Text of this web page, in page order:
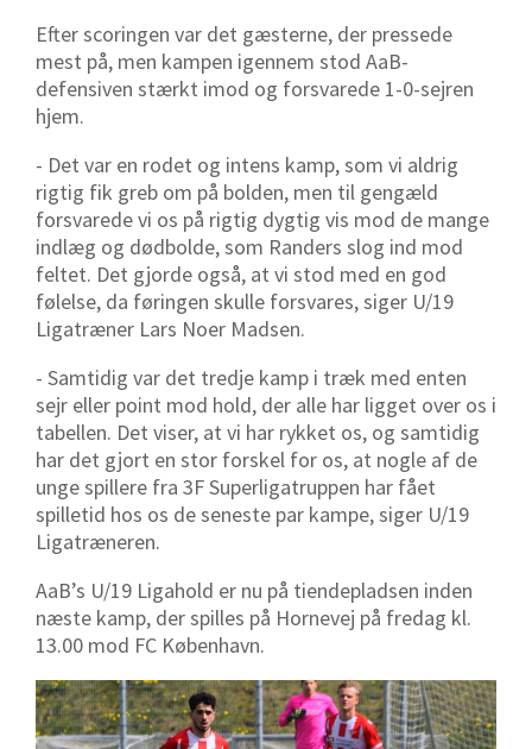
Efter scoringen var det gæsterne, der pressede
mest på, men kampen igennem stod AaB-
defensiven stærkt imod og forsvarede 1-0-sejren
hjem.
- Det var en rodet og intens kamp, som vi aldrig
rigtig fik greb om på bolden, men til gengæld
forsvarede vi os på rigtig dygtig vis mod de mange
indlæg og dødbolde, som Randers slog ind mod
feltet. Det gjorde også, at vi stod med en god
følelse, da føringen skulle forsvares, siger U/19
Ligatræner Lars Noer Madsen.
- Samtidig var det tredje kamp i træk med enten
sejr eller point mod hold, der alle har ligget over os i
tabellen. Det viser, at vi har rykket os, og samtidig
har det gjort en stor forskel for os, at nogle af de
unge spillere fra 3F Superligatruppen har fået
spilletid hos os de seneste par kampe, siger U/19
Ligatræneren.
AaB’s U/19 Ligahold er nu på tiendepladsen inden
næste kamp, der spilles på Hornevej på fredag kl.
13.00 mod FC København.